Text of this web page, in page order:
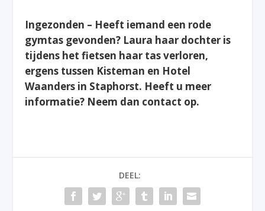
Ingezonden – Heeft iemand een rode
gymtas gevonden? Laura haar dochter is
tijdens het fietsen haar tas verloren,
ergens tussen Kisteman en Hotel
Waanders in Staphorst. Heeft u meer
informatie? Neem dan contact op.
DEEL: